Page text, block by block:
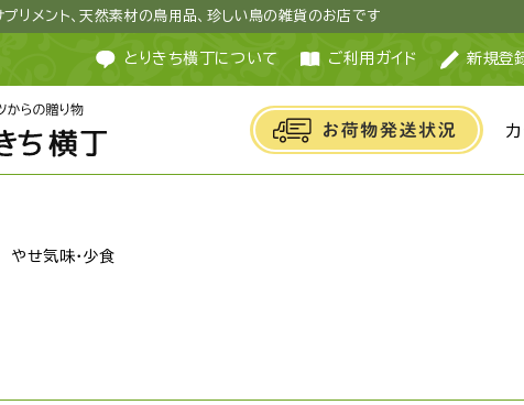
リメント、天然素材の鳥用品、珍しい鳥の雑貨のお店です
とりきち横丁について ご利用ガイド 新規登
やせ気味・少食